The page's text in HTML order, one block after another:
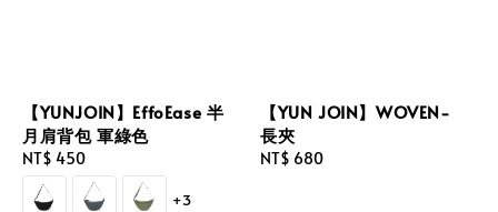
【YUNJOIN】EffoEase 半
月肩背包 軍綠色
Regular
price
NT$ 450
+3
【YUN JOIN】WOVEN-
長夾
Regular
NT$ 680